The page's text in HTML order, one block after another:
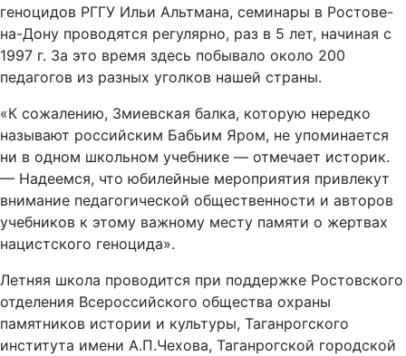
геноцидов РГГУ Ильи Альтмана, семинары в Ростове-
на-Дону проводятся регулярно, раз в 5 лет, начиная с
1997 г. За это время здесь побывало около 200
педагогов из разных уголков нашей страны.
«К сожалению, Змиевская балка, которую нередко
называют российским Бабьим Яром, не упоминается
ни в одном школьном учебнике — отмечает историк.
— Надеемся, что юбилейные мероприятия привлекут
внимание педагогической общественности и авторов
учебников к этому важному месту памяти о жертвах
нацистского геноцида».
Летняя школа проводится при поддержке Ростовского
отделения Всероссийского общества охраны
памятников истории и культуры, Таганрогского
института имени А.П.Чехова, Таганрогской городской